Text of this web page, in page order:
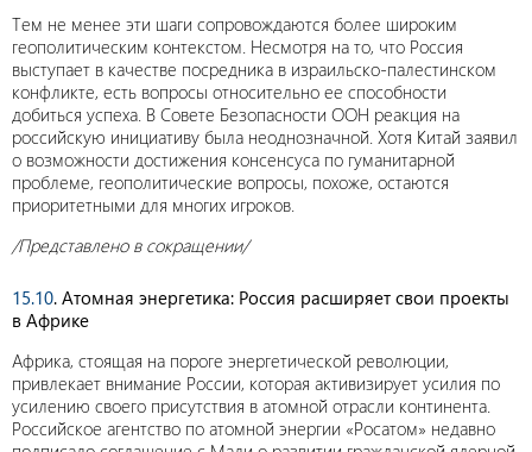
Тем не менее эти шаги сопровождаются более широким
геополитическим контекстом. Несмотря на то, что Россия
выступает в качестве посредника в израильско-палестинском
конфликте, есть вопросы относительно ее способности
добиться успеха. В Совете Безопасности ООН реакция на
российскую инициативу была неоднозначной. Хотя Китай заявил
о возможности достижения консенсуса по гуманитарной
проблеме, геополитические вопросы, похоже, остаются
приоритетными для многих игроков.
/Представлено в сокращении/
15.10. Атомная энергетика: Россия расширяет свои проекты
в Африке
Африка, стоящая на пороге энергетической революции,
привлекает внимание России, которая активизирует усилия по
усилению своего присутствия в атомной отрасли континента.
Российское агентство по атомной энергии «Росатом» недавно